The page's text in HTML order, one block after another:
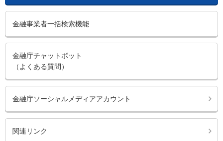
金融事業者一括検索機能
金融庁チャットボット
（よくある質問）
金融庁ソーシャルメディアアカウント
関連リンク